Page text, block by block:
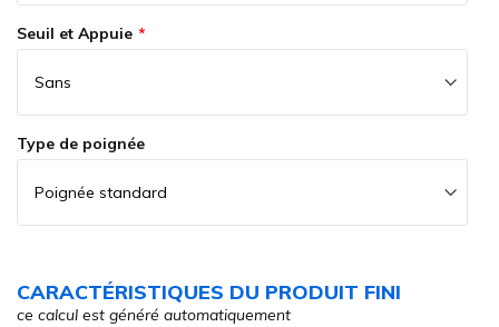
Seuil et Appuie
Type de poignée
CARACTÉRISTIQUES DU PRODUIT FINI
ce calcul est généré automatiquement